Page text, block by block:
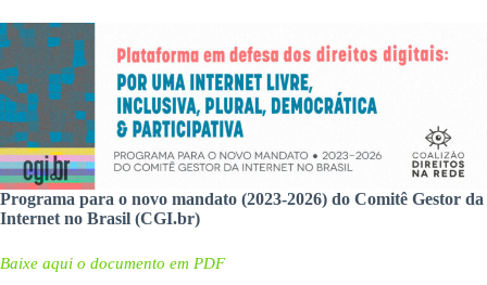
Programa para o novo mandato (2023-2026) do Comitê Gestor da
Internet no Brasil (CGI.br)
Baixe aqui o documento em PDF